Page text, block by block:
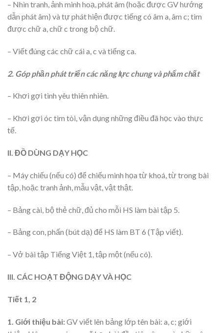
– Nhìn tranh, ảnh minh hoạ, phát âm (hoặc được GV hướng
dẫn phát âm) và tự phát hiện được tiếng có âm a, âm c; tìm
được chữ a, chữ c trong bộ chữ.
– Viết đúng các chữ cái a, c và tiếng ca.
2. Góp phần phát triển các năng lực chung và phẩm chất
– Khơi gợi tình yêu thiên nhiên.
– Khơi gợi óc tìm tòi, vận dụng những điều đã học vào thực
tế.
II. ĐỒ DÙNG DẠY HỌC
– Máy chiếu (nếu có) để chiếu minh họa từ khoá, từ trong bài
tập, hoặc tranh ảnh, mẫu vật, vật thật.
– Bảng cài, bộ thẻ chữ, đủ cho mỗi HS làm bài tập 5.
– Bảng con, phấn (bút dạ) để HS làm BT 6 (Tập viết).
– Vở bài tập Tiếng Việt 1, tập một (nếu có).
III. CÁC HOẠT ĐỘNG DẠY VÀ HỌC
Tiết 1, 2
1. Giới thiệu bài:GV viết lên bảng lớp tên bài: a, c; giới